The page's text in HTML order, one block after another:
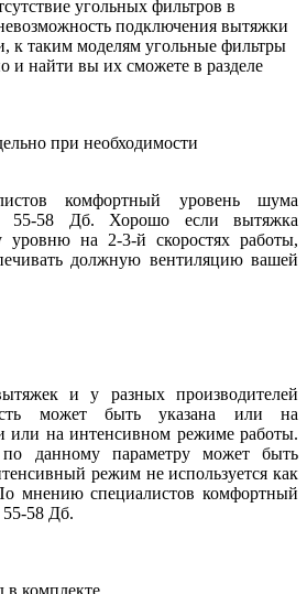
угольных фильтров в
подключения вытяжки
к таким моделям угольные фильтры
и найти вы их сможете в разделе
при необходимости
комфортный уровень шума
55-58 Дб. Хорошо если вытяжка
уровню на 2-3-й скоростях работы,
должную вентиляцию вашей
и у разных производителей
может быть указана или на
или на интенсивном режиме работы.
данному параметру может быть
режим не используется как
мнению специалистов комфортный
58 Дб.
в комплекте